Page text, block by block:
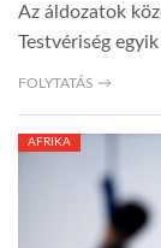
LINKTR.EE
GLOBOZSARU
LATIMO.HU
Az áldozatok
Testvériség
FOLYTATÁS →
AFRIKA